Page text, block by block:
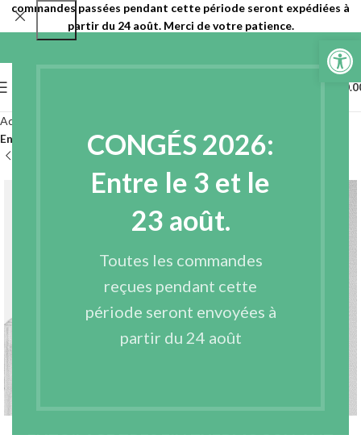
CONGÉS 2026:
Entre le 3 et le
23 août.
Toutes les commandes
reçues pendant cette
période seront envoyées à
partir du 24 août
Ouvrir
Accueil
Entoilages très fins thermocollants
commandes passées pendant cette période seront expédiées à
partir du 24 août. Merci de votre patience.